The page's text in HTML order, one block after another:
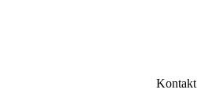
Kontakt